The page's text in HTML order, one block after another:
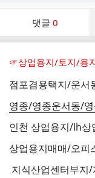
댓글 0
댓
☞상업용지/토지/용